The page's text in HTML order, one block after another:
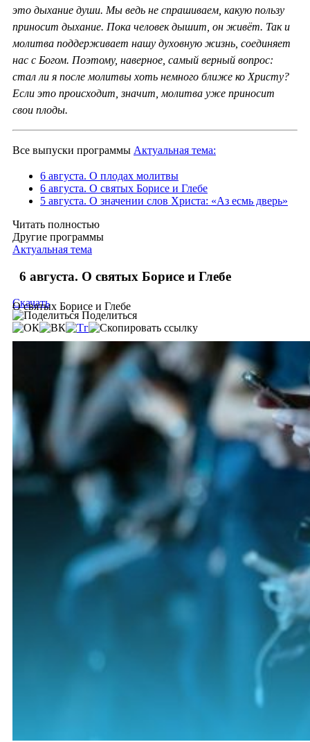
это дыхание души. Мы ведь не спрашиваем, какую пользу
приносит дыхание. Пока человек дышит, он живёт. Так и
молитва поддерживает нашу духовную жизнь, соединяет
нас с Богом. Поэтому, наверное, самый верный вопрос:
стал ли я после молитвы хоть немного ближе ко Христу?
Если это происходит, значит, молитва уже приносит
свои плоды.
Все выпуски программы Актуальная тема:
6 августа. О плодах молитвы
6 августа. О святых Борисе и Глебе
5 августа. О значении слов Христа: «Аз есмь дверь»
Читать полностью
Другие программы
Актуальная тема
6 августа. О святых Борисе и Глебе
О святых Борисе и Глебе
Скачать
Поделиться